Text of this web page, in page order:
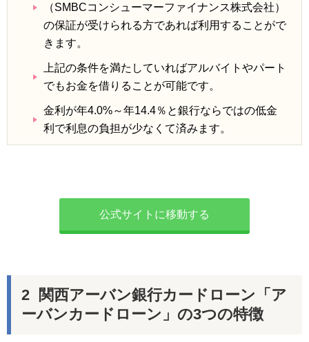
（SMBCコンシューマーファイナンス株式会社）
の保証が受けられる方であれば利用することがで
きます。
上記の条件を満たしていればアルバイトやパート
でもお金を借りることが可能です。
金利が年4.0%～年14.4％と銀行ならではの低金
利で利息の負担が少なくて済みます。
公式サイトに移動する
関西アーバン銀行カードローン「ア
ーバンカードローン」の3つの特徴